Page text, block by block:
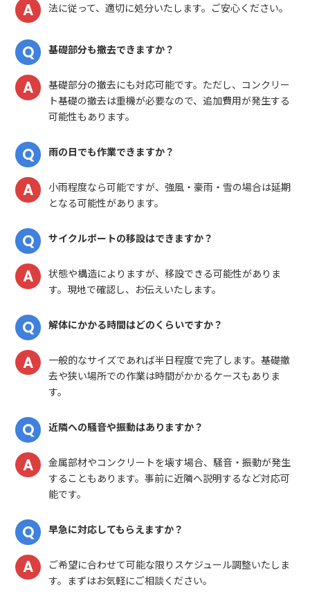
法に従って、適切に処分いたします。ご安心ください。
基礎部分も撤去できますか？
基礎部分の撤去にも対応可能です。ただし、コンクリー
ト基礎の撤去は重機が必要なので、追加費用が発生する
可能性もあります。
雨の日でも作業できますか？
小雨程度なら可能ですが、強風・豪雨・雪の場合は延期
となる可能性があります。
サイクルポートの移設はできますか？
状態や構造によりますが、移設できる可能性がありま
す。現地で確認し、お伝えいたします。
解体にかかる時間はどのくらいですか？
一般的なサイズであれば半日程度で完了します。基礎撤
去や狭い場所での作業は時間がかかるケースもありま
す。
近隣への騒音や振動はありますか？
金属部材やコンクリートを壊す場合、騒音・振動が発生
することもあります。事前に近隣へ説明するなど対応可
能です。
早急に対応してもらえますか？
ご希望に合わせて可能な限りスケジュール調整いたしま
す。まずはお気軽にご相談ください。